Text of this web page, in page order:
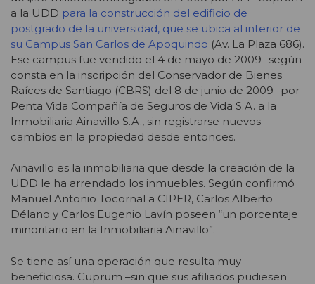
a la UDD para la construcción del edificio de
postgrado de la universidad, que se ubica al interior de
su Campus San Carlos de Apoquindo (Av. La Plaza 686).
Ese campus fue vendido el 4 de mayo de 2009 -según
consta en la inscripción del Conservador de Bienes
Raíces de Santiago (CBRS) del 8 de junio de 2009- por
Penta Vida Compañía de Seguros de Vida S.A. a la
Inmobiliaria Ainavillo S.A., sin registrarse nuevos
cambios en la propiedad desde entonces.
Ainavillo es la inmobiliaria que desde la creación de la
UDD le ha arrendado los inmuebles. Según confirmó
Manuel Antonio Tocornal a CIPER, Carlos Alberto
Délano y Carlos Eugenio Lavín poseen “un porcentaje
minoritario en la Inmobiliaria Ainavillo”.
Se tiene así una operación que resulta muy
beneficiosa. Cuprum –sin que sus afiliados pudiesen